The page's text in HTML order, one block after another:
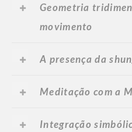
Geometria
movimento
A presença da
Meditação com a
Integração